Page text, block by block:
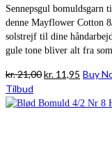
Sennepsgul bomuldsgarn
denne Mayflower Cotton
solstrejf til dine
gule tone bliver alt fra
kr.21,00Den
pris
kr. 11,95 Den
pris
Buy
Tilbud